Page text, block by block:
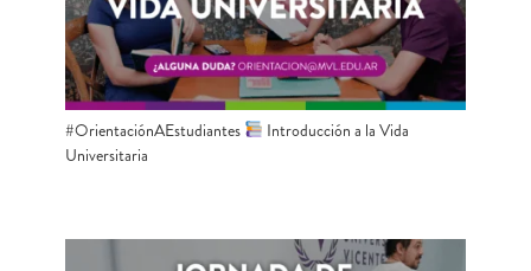
#OrientaciónAEstudiantes
Introducción a la Vida
Universitaria